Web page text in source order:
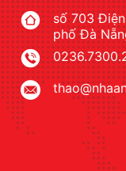
số 703 Điện
phố Đà